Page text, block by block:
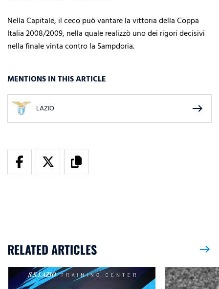
Nella Capitale, il ceco può vantare la vittoria della Coppa
Italia 2008/2009, nella quale realizzò uno dei rigori decisivi
nella finale vinta contro la Sampdoria.
MENTIONS IN THIS ARTICLE
LAZIO east
RELATED ARTICLES east